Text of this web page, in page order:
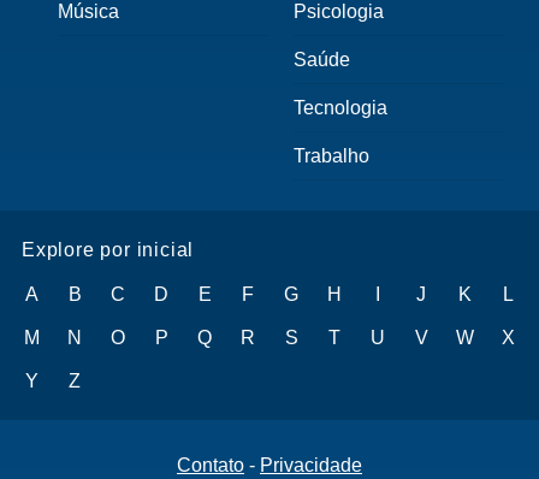
Música Psicologia
Saúde
Tecnologia
Trabalho
Explore por inicial
A B C D E F G H J K L
M N O P Q R S T U V W X
Y Z
Contato - Privacidade